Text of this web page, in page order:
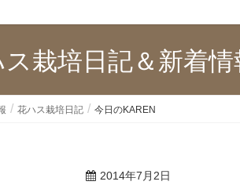
栽培日記＆新着情
花ハス栽培日記 今日のKAREN
2014年7月2日